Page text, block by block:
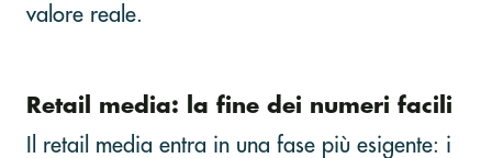
valore reale.
Retail media: la fine dei numeri facili
Il retail media entra in una fase più esigente: i